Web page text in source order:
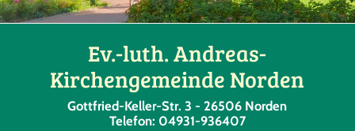
Ev.-luth. Andreas-
Kirchengemeinde Norden
Gottfried-Keller-Str. 3 - 26506 Norden
Telefon: 04931-936407